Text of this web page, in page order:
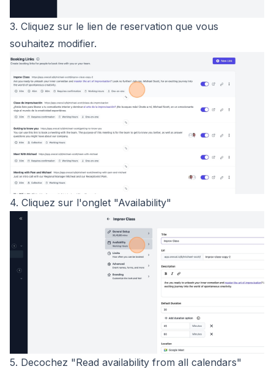
3. Cliquez sur le lien de reservation que vous
souhaitez modifier.
4. Cliquez sur l'onglet "Availability"
5. Decochez "Read availability from all calendars"